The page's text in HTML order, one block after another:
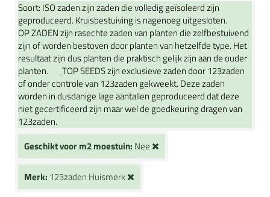
Soort: ISO zaden zijn zaden die volledig geïsoleerd zijn
geproduceerd. Kruisbestuiving is nagenoeg uitgesloten.
OP ZADEN zijn rasechte zaden van planten die zelfbestuivend
zijn of worden bestoven door planten van hetzelfde type. Het
resultaat zijn dus planten die praktisch gelijk zijn aan de ouder
planten.
TOP SEEDS zijn exclusieve zaden door 123zaden
of onder controle van 123zaden gekweekt. Deze zaden
worden in dusdanige lage aantallen geproduceerd dat deze
niet gecertificeerd zijn maar wel de goedkeuring dragen van
123zaden.
Geschikt voor m2 moestuin: Nee
Merk: 123zaden Huismerk